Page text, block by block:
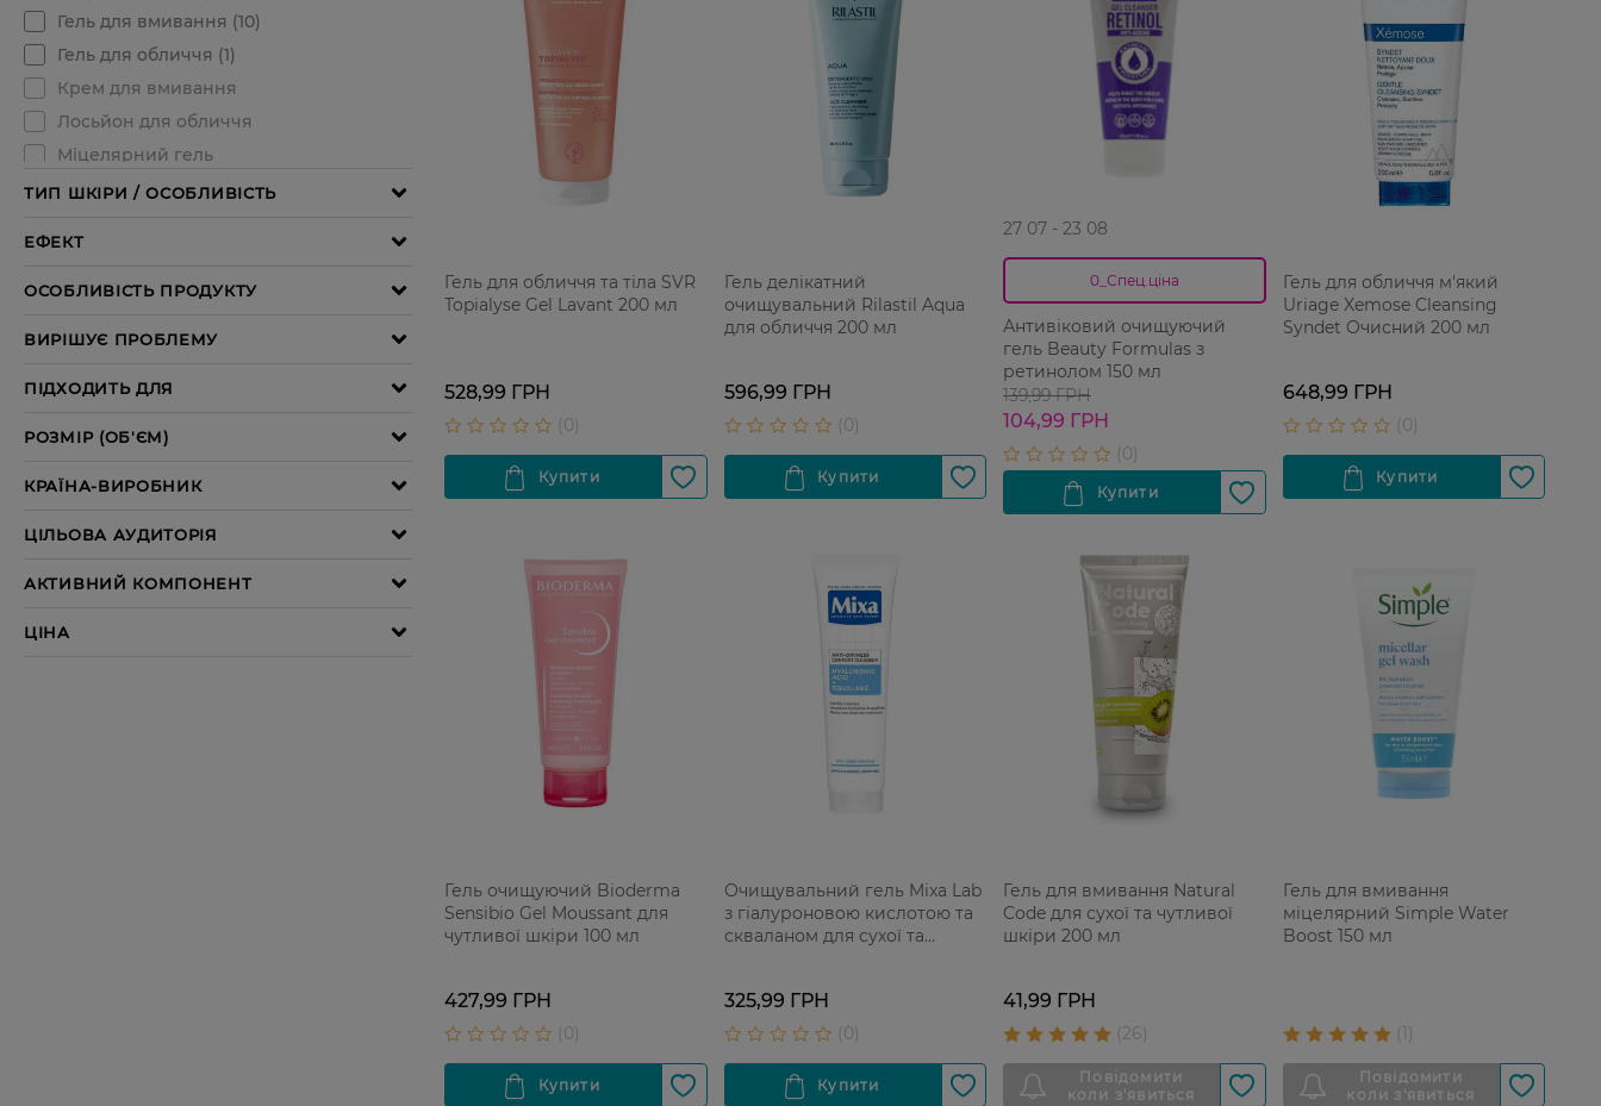
Гель для обличчя та тіла SVR
Topialyse Gel Lavant 200 мл
528,99 ГРН
Гель делікатний
очищувальний Rilastil Aqua
для обличчя 200 мл
596,99 ГРН
27 07 - 23 08
0_Спец.ціна
Антивіковий очищуючий
гель Beauty Formulas з
ретинолом 150 мл
139,99 ГРН
104,99 ГРН
Гель для обличчя м'який
Uriage Xemose Cleansing
Syndet Очисний 200 мл
648,99 ГРН
Гель очищуючий Bioderma
Sensibio Gel Moussant для
чутливої шкіри 100 мл
427,99 ГРН
Очищувальний гель Mixa Lab
з гіалуроновою кислотою та
скваланом для сухої та
325,99 ГРН
Гель для вмивання Natural
Code для сухої та чутливої
шкіри 200 мл
41,99 ГРН
Гель для вмивання
міцелярний Simple Water
Boost 150 мл